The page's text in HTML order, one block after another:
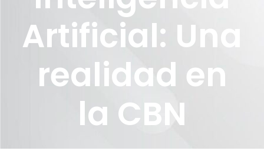
Artificial: Una
realidad en
la CBN